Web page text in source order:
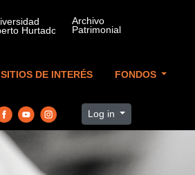
SITIOS DE INTERÉS FONDOS
Log in